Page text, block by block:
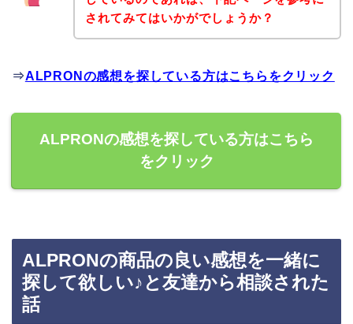
されてみてはいかがでしょうか？
⇒ALPRONの感想を探している方はこちらをクリック
ALPRONの感想を探している方はこちら
をクリック
ALPRONの商品の良い感想を一緒に
探して欲しい♪と友達から相談された
話